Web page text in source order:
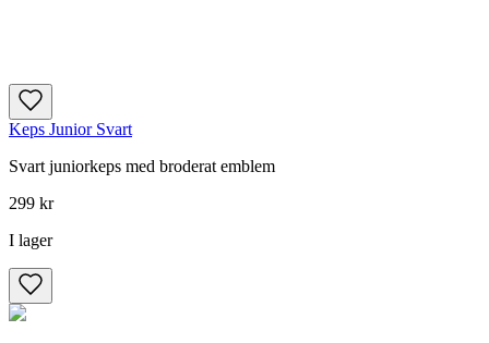
Keps Junior Svart
Svart juniorkeps med broderat emblem
299 kr
I lager